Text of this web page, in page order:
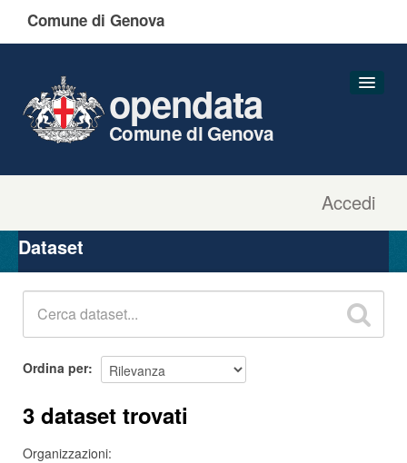
Comune di Genova
Accedi
opendata
Comune di Genova
Organizzazioni
Gruppi
Dataset
Ordina per
3 dataset trovati
Organizzazioni: